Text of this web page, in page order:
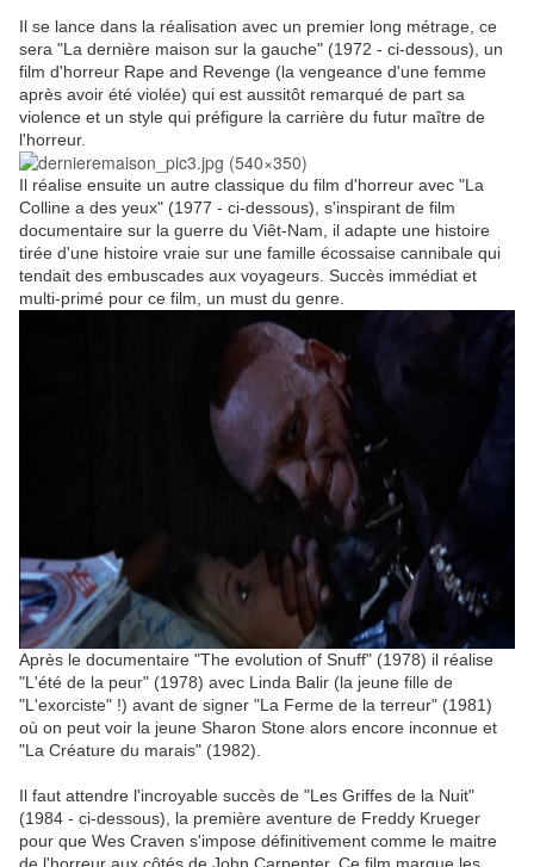
Il se lance dans la réalisation avec un premier long métrage, ce
sera "La dernière maison sur la gauche" (1972 - ci-dessous), un
film d'horreur Rape and Revenge (la vengeance d'une femme
après avoir été violée) qui est aussitôt remarqué de part sa
violence et un style qui préfigure la carrière du futur maître de
l'horreur.
Il réalise ensuite un autre classique du film d'horreur avec "La
Colline a des yeux" (1977 - ci-dessous), s'inspirant de film
documentaire sur la guerre du Viêt-Nam, il adapte une histoire
tirée d'une histoire vraie sur une famille écossaise cannibale qui
tendait des embuscades aux voyageurs. Succès immédiat et
multi-primé pour ce film, un must du genre.
Après le documentaire "The evolution of Snuff" (1978) il réalise
"L'été de la peur" (1978) avec Linda Balir (la jeune fille de
"L'exorciste" !) avant de signer "La Ferme de la terreur" (1981)
où on peut voir la jeune Sharon Stone alors encore inconnue et
"La Créature du marais" (1982).
Il faut attendre l'incroyable succès de "Les Griffes de la Nuit"
(1984 - ci-dessous), la première aventure de Freddy Krueger
pour que Wes Craven s'impose définitivement comme le maitre